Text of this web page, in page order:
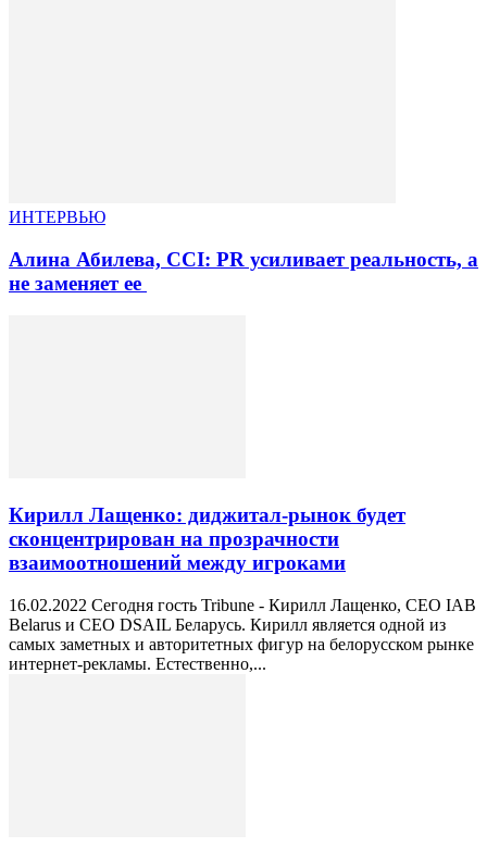
ИНТЕРВЬЮ
Алина Абилева, CCI: PR усиливает реальность, а
не заменяет ее
Кирилл Лащенко: диджитал-рынок будет
сконцентрирован на прозрачности
взаимоотношений между игроками
16.02.2022 Сегодня гость Tribune - Кирилл Лащенко, СEO IAB
Belarus и СEO DSAIL Беларусь. Кирилл является одной из
самых заметных и авторитетных фигур на белорусском рынке
интернет-рекламы. Естественно,...